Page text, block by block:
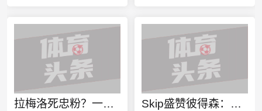
拉梅洛死忠粉？一球迷100%还原拉梅洛·鲍尔的满背纹身 Skip盛赞彼得森：选秀前我就说了 他会是本届最强球员